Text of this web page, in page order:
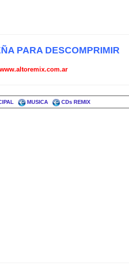
PARA DESCOMPRIMIR
www.altoremix.com.ar
MUSICA CDs REMIX